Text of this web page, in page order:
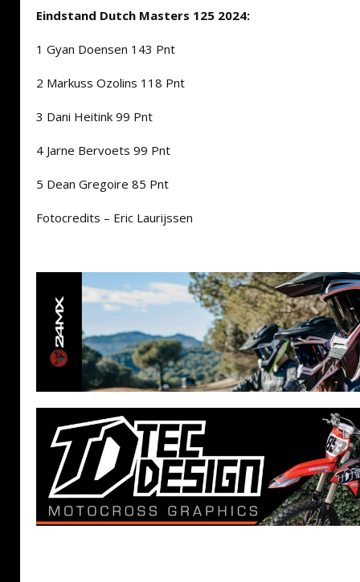
Eindstand Dutch Masters 125 2024:
1 Gyan Doensen 143 Pnt
2 Markuss Ozolins 118 Pnt
3 Dani Heitink 99 Pnt
4 Jarne Bervoets 99 Pnt
5 Dean Gregoire 85 Pnt
Fotocredits – Eric Laurijssen